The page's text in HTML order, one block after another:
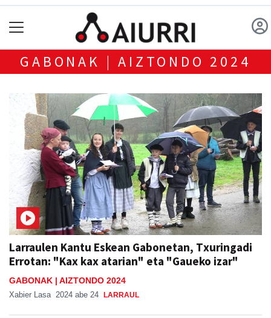
GABONAK | AIZTONDO 2024
Larraulen Kantu Eskean Gabonetan, Txuringadi
Errotan: "Kax kax atarian" eta "Gaueko izar"
GABONAK | AIZTONDO 2024
Xabier Lasa 2024 abe 24 LARRAUL